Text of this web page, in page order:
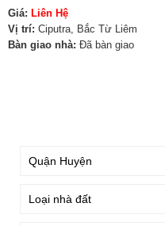
Giá: Liên Hệ
Vị trí: Ciputra, Bắc Từ Liêm
Bàn giao nhà: Đã bàn giao